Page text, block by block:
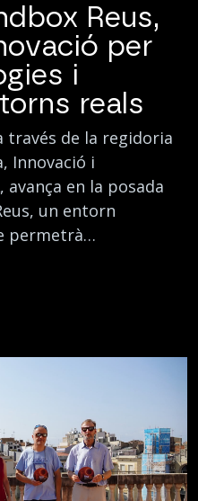
Reus,
per
i
reals
través de la regidoria
Innovació i
avança en la posada
un entorn
permetrà…